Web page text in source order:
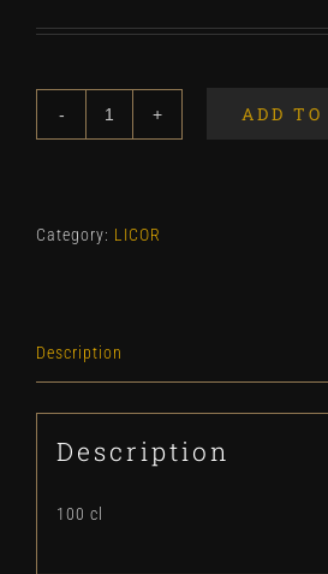
quantity
ADD TO
Category: LICOR
Description
Description
100 cl